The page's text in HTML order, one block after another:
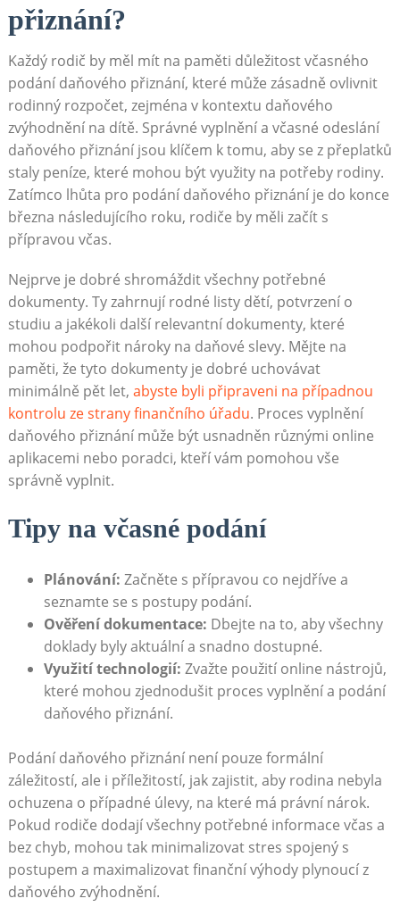
přiznání?
Každý rodič by měl mít na paměti důležitost včasného
podání daňového přiznání, které může zásadně ovlivnit
rodinný rozpočet, zejména v kontextu daňového
zvýhodnění na dítě. Správné vyplnění a včasné odeslání
daňového přiznání jsou klíčem k tomu, aby se z přeplatků
staly peníze, které mohou být využity na potřeby rodiny.
Zatímco lhůta pro podání daňového přiznání je do konce
března následujícího roku, rodiče by měli začít s
přípravou včas.
Nejprve je dobré shromáždit všechny potřebné
dokumenty. Ty zahrnují rodné listy dětí, potvrzení o
studiu a jakékoli další relevantní dokumenty, které
mohou podpořit nároky na daňové slevy. Mějte na
paměti, že tyto dokumenty je dobré uchovávat
minimálně pět let, abyste byli připraveni na případnou
kontrolu ze strany finančního úřadu. Proces vyplnění
daňového přiznání může být usnadněn různými online
aplikacemi nebo poradci, kteří vám pomohou vše
správně vyplnit.
Tipy na včasné podání
Plánování: Začněte s přípravou co nejdříve a
seznamte se s postupy podání.
Ověření dokumentace: Dbejte na to, aby všechny
doklady byly aktuální a snadno dostupné.
Využití technologií: Zvažte použití online nástrojů,
které mohou zjednodušit proces vyplnění a podání
daňového přiznání.
Podání daňového přiznání není pouze formální
záležitostí, ale i příležitostí, jak zajistit, aby rodina nebyla
ochuzena o případné úlevy, na které má právní nárok.
Pokud rodiče dodají všechny potřebné informace včas a
bez chyb, mohou tak minimalizovat stres spojený s
postupem a maximalizovat finanční výhody plynoucí z
daňového zvýhodnění.